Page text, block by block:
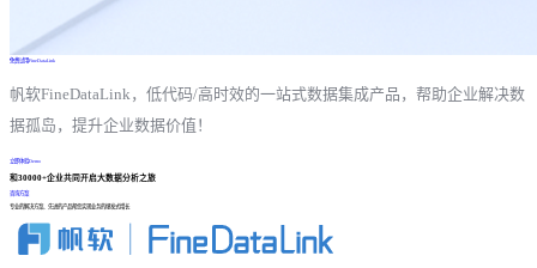
免费试用FineDataLink
帆软FineDataLink，低代码/高时效的一站式数据集成产品，帮助企业解决数
据孤岛，提升企业数据价值！
立即体验Demo
和30000+企业共同开启大数据分析之旅
咨询方案
专业的解决方案、先进的产品帮您实现业务的爆发式增长